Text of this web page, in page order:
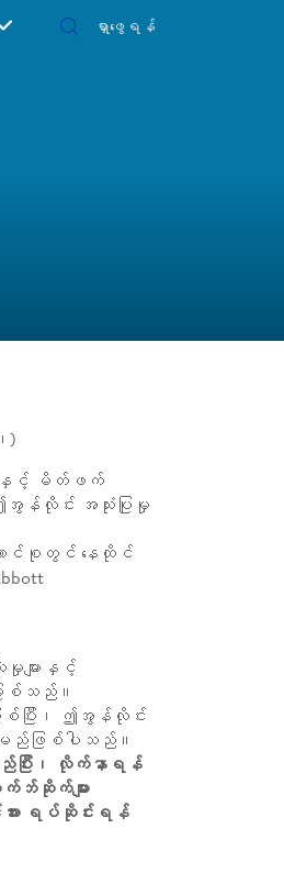
)
းနှင့် မိတ်ဖက်
အွန်လိုင်း အသုံးပြုမှု
ောင်စုတွင် နေထိုင်
များနှင့်
ြစ်သည်။
ြစ်ပြီး၊ ဤအွန်လိုင်း
မည်ဖြစ်ပါသည်။
ပြီး၊ လိုက်နာရန်
ဆိုက်များ
ား ရပ်ဆိုင်းရန်